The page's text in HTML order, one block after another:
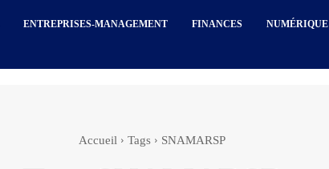
ENTREPRISES-MANAGEMENT FINANCES NUMÉRIQUE
Accueil Tags SNAMARSP